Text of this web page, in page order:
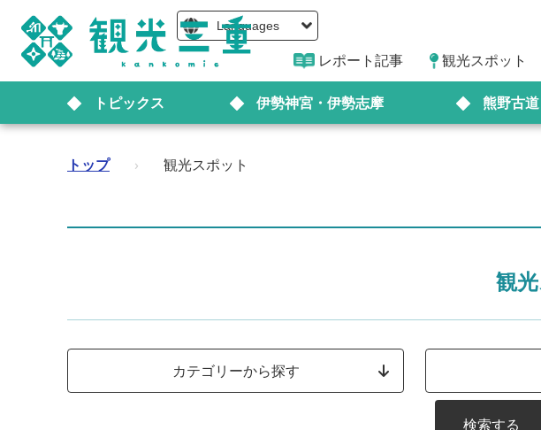
Languages
レポート記事 観光スポット
トピックス 伊勢神宮・伊勢志摩 熊野古道
トップ › 観光スポット
観
カテゴリーから探す
検索する